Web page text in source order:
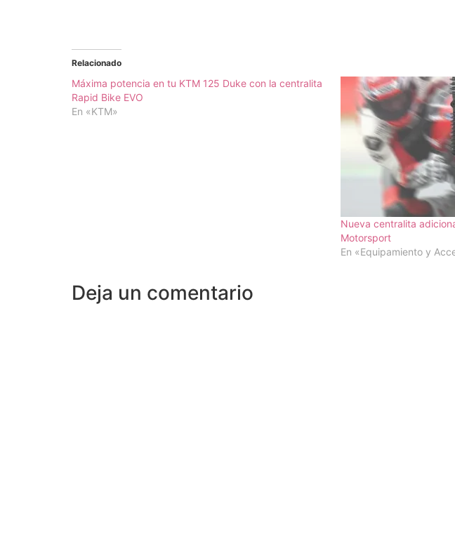
Relacionado
Máxima potencia en tu KTM 125 Duke con la centralita
Rapid Bike EVO
En «KTM»
Nueva centralita
Motorsport
En «Equipamiento y
Deja un comentario